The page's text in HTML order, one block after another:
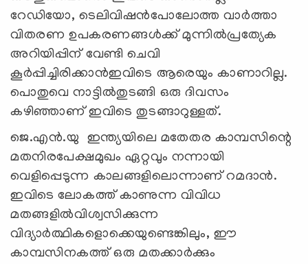
റേഡിയോ, ടെലിവിഷന്‍പോലോത്ത വാര്‍ത്താ
വിതരണ ഉപകരണങ്ങള്‍ക്ക് മുന്നില്‍പ്രത്യേക
അറിയിപ്പിന് വേണ്ടി ചെവി
കൂര്‍പ്പിച്ചിരിക്കാന്‍ഇവിടെ ആരെയും കാണാറില്ല.
പൊതുവെ നാട്ടില്‍തുടങ്ങി ഒരു ദിവസം
കഴിഞ്ഞാണ് ഇവിടെ തുടങ്ങാറുള്ളത്.
ജെ.എന്‍.യു ഇന്ത്യയിലെ മതേതര കാമ്പസിന്റെ
മതനിരപേക്ഷമുഖം ഏറ്റവും നന്നായി
വെളിപ്പെടുന്ന കാലങ്ങളിലൊന്നാണ് റമദാന്‍.
ഇവിടെ ലോകത്ത് കാണുന്ന വിവിധ
മതങ്ങളില്‍വിശ്വസിക്കുന്ന
വിദ്യാര്‍ത്ഥികളൊക്കെയുണ്ടെങ്കിലും, ഈ
കാമ്പസിനകത്ത് ഒരു മതക്കാര്‍ക്കും